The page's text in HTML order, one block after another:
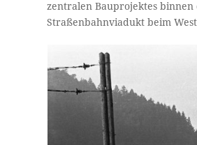
zentralen Bauprojektes
Straßenbahnviadukt beim